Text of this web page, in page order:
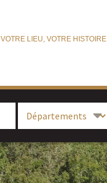
VOTRE LIEU, VOTRE HISTOIRE